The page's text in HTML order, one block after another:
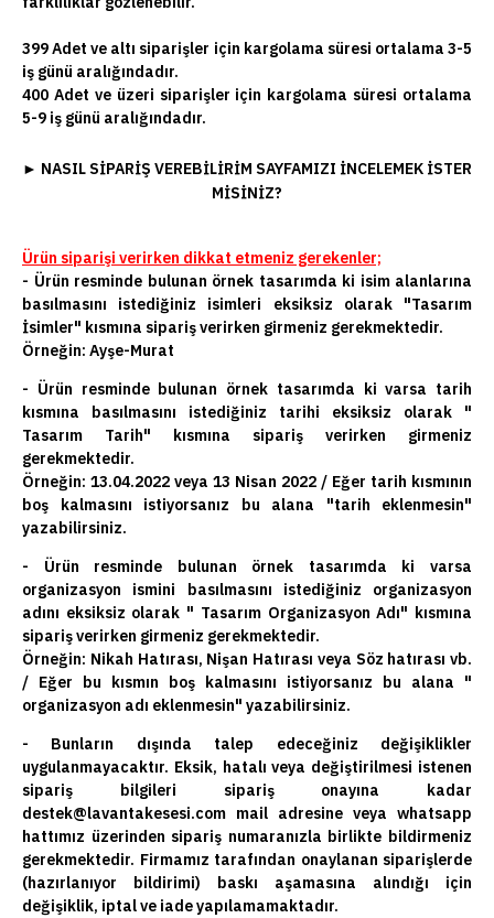
399 Adet ve altı siparişler için kargolama süresi ortalama 3-5
iş günü aralığındadır.
400 Adet ve üzeri siparişler için kargolama süresi ortalama
5-9 iş günü aralığındadır.
► NASIL SIPARIŞ VEREBILIRIM SAYFAMIZI INCELEMEK ISTER
MISINIZ?
Ürün siparişi verirken dikkat etmeniz gerekenler;
- Ürün resminde bulunan örnek tasarımda ki isim alanlarına
basılmasını istediğiniz isimleri eksiksiz olarak "Tasarım
İsimler" kısmına sipariş verirken girmeniz gerekmektedir.
Örneğin: Ayşe-Murat
- Ürün resminde bulunan örnek tasarımda ki varsa tarih
kısmına basılmasını istediğiniz tarihi eksiksiz olarak "
Tasarım Tarih" kısmına sipariş verirken girmeniz
gerekmektedir.
Örneğin: 13.04.2022 veya 13 Nisan 2022 / Eğer tarih kısmının
boş kalmasını istiyorsanız bu alana "tarih eklenmesin"
yazabilirsiniz.
- Ürün resminde bulunan örnek tasarımda ki varsa
organizasyon ismini basılmasını istediğiniz organizasyon
adını eksiksiz olarak " Tasarım Organizasyon Adı" kısmına
sipariş verirken girmeniz gerekmektedir.
Örneğin: Nikah Hatırası, Nişan Hatırası veya Söz hatırası vb.
/ Eğer bu kısmın boş kalmasını istiyorsanız bu alana "
organizasyon adı eklenmesin" yazabilirsiniz.
- Bunların dışında talep edeceğiniz değişiklikler
uygulanmayacaktır. Eksik, hatalı veya değiştirilmesi istenen
sipariş bilgileri sipariş onayına kadar
destek@lavantakesesi.com mail adresine veya whatsapp
hattımız üzerinden sipariş numaranızla birlikte bildirmeniz
gerekmektedir. Firmamız tarafından onaylanan siparişlerde
(hazırlanıyor bildirimi) baskı aşamasına alındığı için
değişiklik, iptal ve iade yapılamamaktadır.